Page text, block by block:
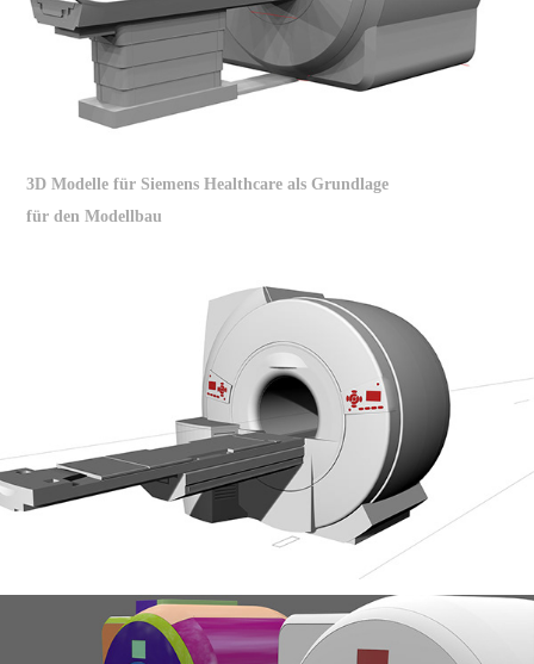
3D Modelle für Siemens Healthcare als Grundlage
für den Modellbau